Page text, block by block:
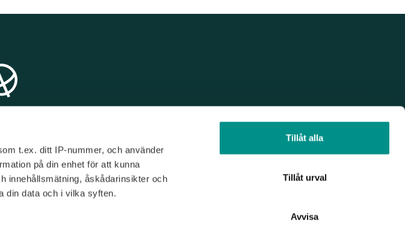
t.ex. ditt IP-nummer, och använder
på din enhet för att kunna
innehållsmätning, åskådarinsikter och
din data och i vilka syften.
Tillåt alla
Tillåt urval
Avvisa